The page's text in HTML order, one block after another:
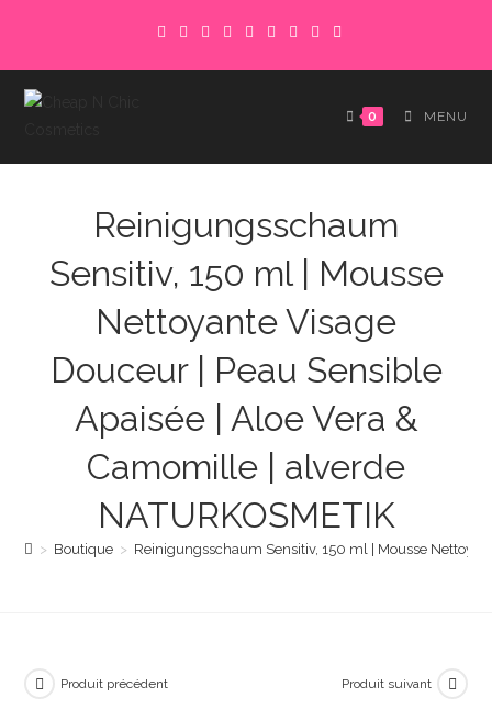
content
0 MENU
Reinigungsschaum
Sensitiv, 150 ml | Mousse
Nettoyante Visage
Douceur | Peau Sensible
Apaisée | Aloe Vera &
Camomille | alverde
NATURKOSMETIK
> Boutique > Reinigungsschaum Sensitiv, 150 ml | Mousse
Produit précédent Produit suivant